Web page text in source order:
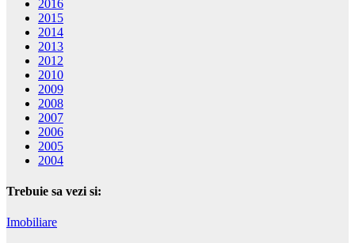
2016
2015
2014
2013
2012
2010
2009
2008
2007
2006
2005
2004
Trebuie sa vezi si:
Imobiliare